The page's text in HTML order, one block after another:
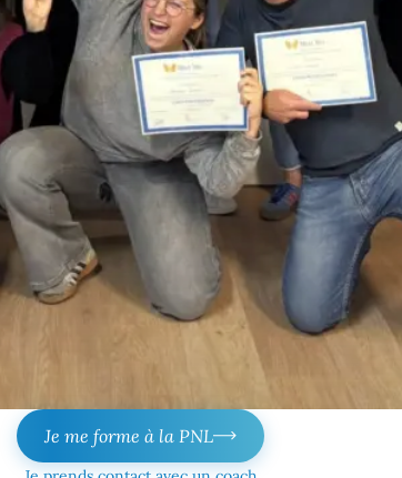
Je me forme à la PNL